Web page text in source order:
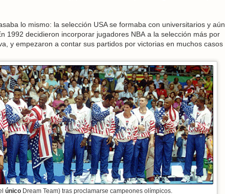
lo mismo: la selección USA se formaba con universitarios y aún
1992 decidieron incorporar jugadores NBA a la selección más por
y empezaron a contar sus partidos por victorias en muchos casos
únicoDream Team) tras proclamarse campeones olímpicos.